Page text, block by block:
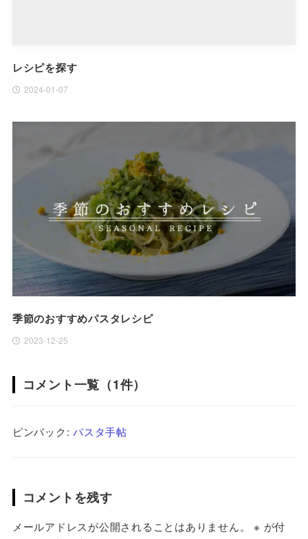
レシピを探す
2024-01-07
季節のおすすめパスタレシピ
2023-12-25
コメント一覧（1件）
ピンバック:パスタ手帖
コメントを残す
メールアドレスが公開されることはありません。 ※ が付